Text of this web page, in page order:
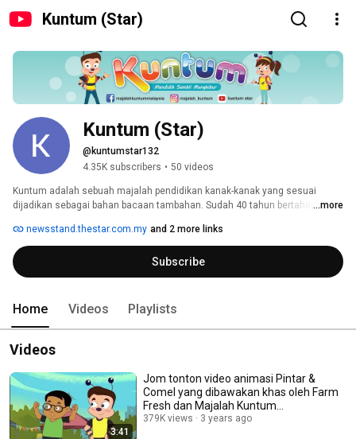
Kuntum (Star)
Kuntum (Star)
@kuntumstar132
4.35K subscribers • 50 videos
Kuntum adalah sebuah majalah pendidikan kanak-kanak yang sesuai
dijadikan sebagai bahan bacaan tambahan. Sudah 40 tahun bertahan di
pengetahuan kepada pelajar di Malaysia.
...more
newsstand.thestar.com.my and 2 more links
Subscribe
Home Videos Playlists
Videos
3:41
Jom tonton video animasi Pintar &
Comel yang dibawakan khas oleh Farm
Fresh dan Majalah Kuntum...
379K views 3 years ago